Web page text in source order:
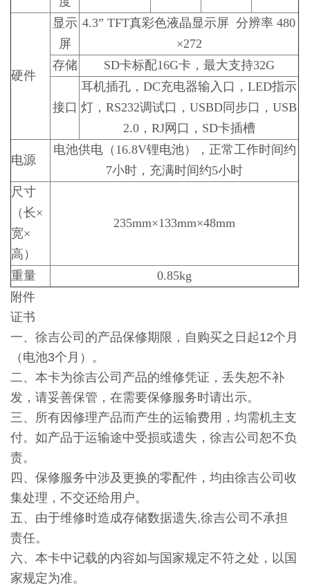
硬件
显示
屏
4.3” TFT真彩色液晶显示屏 分辨率 480
×272
存储
SD卡标配16G卡，最大支持32G
接口
耳机插孔，DC充电器输入口，LED指示
灯，RS232调试口，USBD同步口，USB
2.0，RJ网口，SD卡插槽
电源
电池供电（16.8V锂电池），正常工作时间约
7小时，充满时间约5小时
尺寸
（长×
宽×
高）
235mm×133mm×48mm
重量
0.85kg
附件
证书
一、徐吉公司的产品保修期限，自购买之日起12个月
（电池3个月）。
二、本卡为徐吉公司产品的维修凭证，丢失恕不补
发，请妥善保管，在需要保修服务时请出示。
三、所有因修理产品而产生的运输费用，均需机主支
付。如产品于运输途中受损或遗失，徐吉公司恕不负
责。
四、保修服务中涉及更换的零配件，均由徐吉公司收
集处理，不交还给用户。
五、由于维修时造成存储数据遗失,徐吉公司不承担
责任。
六、本卡中记载的内容如与国家规定不符之处，以国
家规定为准。